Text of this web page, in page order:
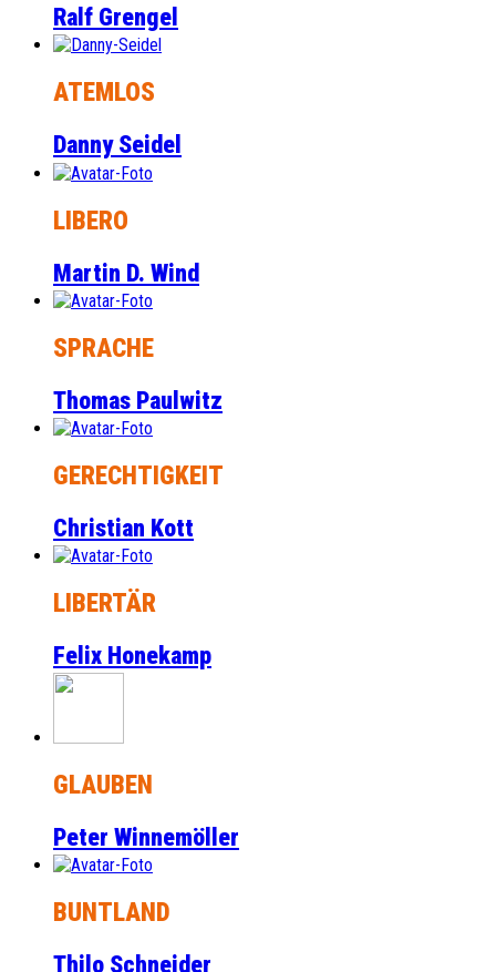
Ralf Grengel
ATEMLOS
Danny Seidel
LIBERO
Martin D. Wind
SPRACHE
Thomas Paulwitz
GERECHTIGKEIT
Christian Kott
LIBERTÄR
Felix Honekamp
GLAUBEN
Peter Winnemöller
BUNTLAND
Thilo Schneider